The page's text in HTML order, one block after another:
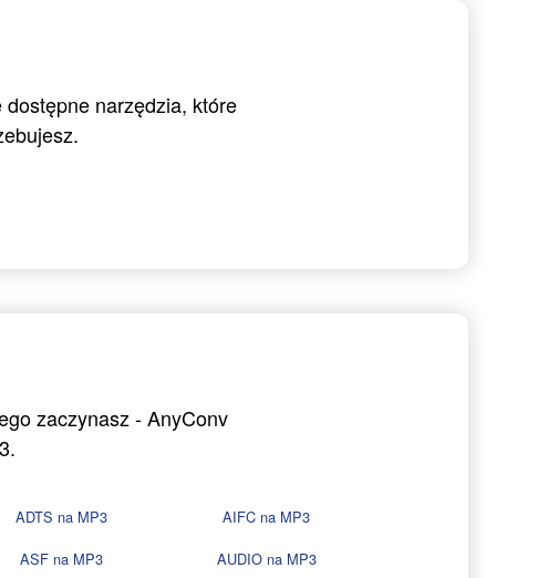
narzędzia, które
zaczynasz - AnyConv
ADTS na MP3
AIFC na MP3
ASF na MP3
AUDIO na MP3